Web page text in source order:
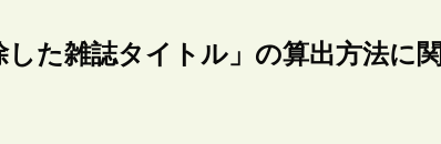
た雑誌タイトル」の算出方法に関